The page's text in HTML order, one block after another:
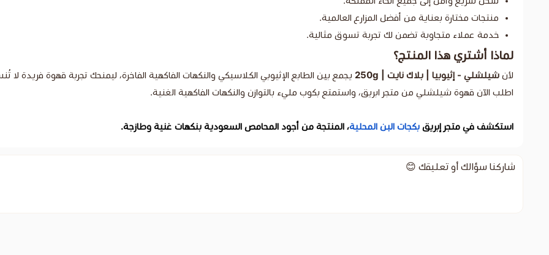
منتجات مختارة بعناية من أفضل المزارع العالمية.
خدمة عملاء متجاوبة تضمن لك تجربة تسوق مثالية.
لماذا أشتري هذا المنتج؟
لأن شيلشلي - إثيوبيا | بلاك نايت | 250g
يجمع بين الطابع الإثيوبي الكلاسيكي والنكهات الفاكهية الفاخرة، ليمنحك تجربة قهوة فريدة لا
اطلب الآن قهوة شيلشلي من متجر ابريق، واستمتع بكوب مليء بالتوازن والنكهات الفاكهية الغنية.
استكشف في متجر إبريق بكجات البن المحلية، المنتجة من أجود المحامص السعودية بنكهات غنية وطازجة.